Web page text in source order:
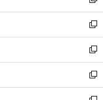
開
く
ウ
で
開
く
ン
ド
ウ
で
開
く
ウ
ィ
ン
ド
ウ
で
開
し
い
ウ
ィ
ン
ド
ウ
新
し
い
ウ
ィ
ン
新
し
い
ウ
新
し